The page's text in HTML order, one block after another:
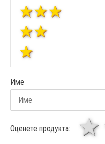
Име
Оценете продукта: